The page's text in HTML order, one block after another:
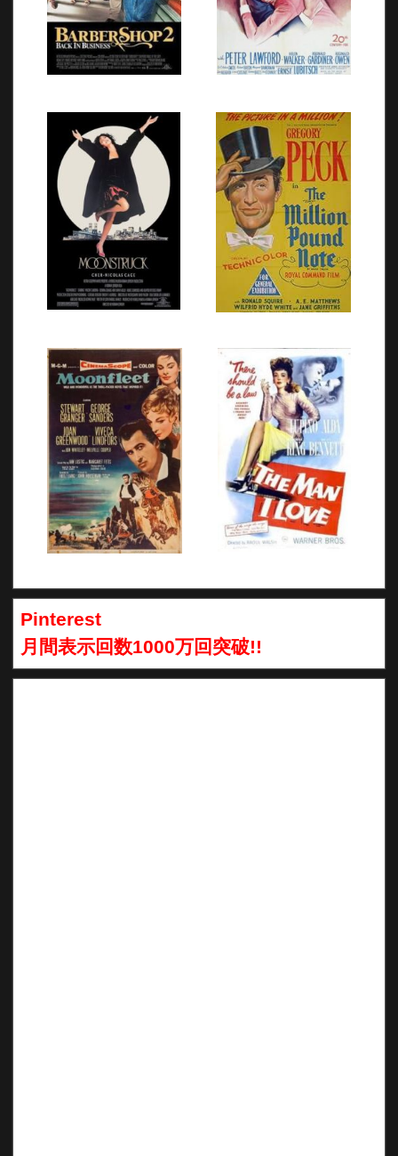
Pinterest
月間表示回数1000万回突破!!